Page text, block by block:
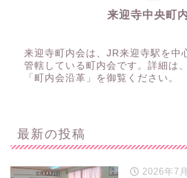
来迎寺中央町
来迎寺町内会は、JR来迎寺駅を中
管轄している町内会です。詳細は
「町内会沿革」を御覧ください。
最新の投稿
2026年7